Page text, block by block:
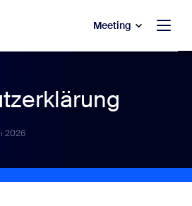
Meeting
2026